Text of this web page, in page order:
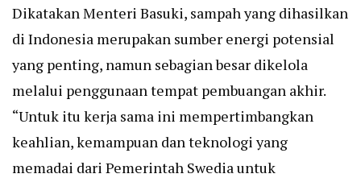
Dikatakan Menteri Basuki, sampah yang dihasilkan
di Indonesia merupakan sumber energi potensial
yang penting, namun sebagian besar dikelola
melalui penggunaan tempat pembuangan akhir.
“Untuk itu kerja sama ini mempertimbangkan
keahlian, kemampuan dan teknologi yang
memadai dari Pemerintah Swedia untuk